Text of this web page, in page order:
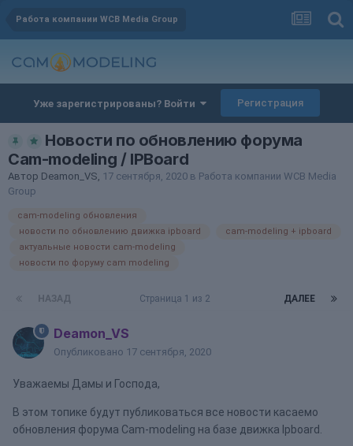
Работа компании WCB Media Group
Уже зарегистрированы? Войти Регистрация
Новости по обновлению форума
Cam-modeling / IPBoard
Автор Deamon_VS, 17 сентября, 2020 в Работа компании WCB Media
Group
cam-modeling обновления
новости по обновлению движка ipboard
cam-modeling + ipboard
актуальные новости cam-modeling
новости по форуму cam modeling
НАЗАД ДАЛЕЕ
Страница 1 из 2
Deamon_VS
Опубликовано 17 сентября, 2020
Уважаемы Дамы и Господа,
В этом топике будут публиковаться все новости касаемо
обновления форума Cam-modeling на базе движка Ipboard.